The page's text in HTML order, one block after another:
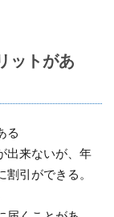
ットがあ
る
出来ないが、年
引ができる。